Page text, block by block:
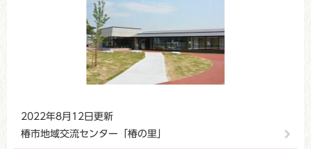
2022年8月12日更新
椿市地域交流センター「椿の里」